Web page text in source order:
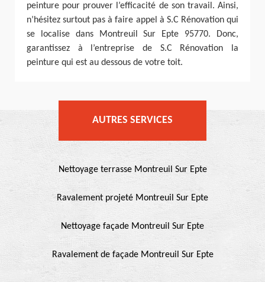
peinture pour prouver l’efficacité de son travail. Ainsi,
n’hésitez surtout pas à faire appel à S.C Rénovation qui
se localise dans Montreuil Sur Epte 95770. Donc,
garantissez à l’entreprise de S.C Rénovation la
peinture qui est au dessous de votre toit.
AUTRES SERVICES
Nettoyage terrasse Montreuil Sur Epte
Ravalement projeté Montreuil Sur Epte
Nettoyage façade Montreuil Sur Epte
Ravalement de façade Montreuil Sur Epte